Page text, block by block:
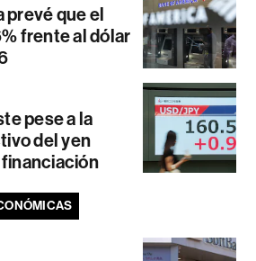
prevé que el
frente al dólar
pese a la
del yen